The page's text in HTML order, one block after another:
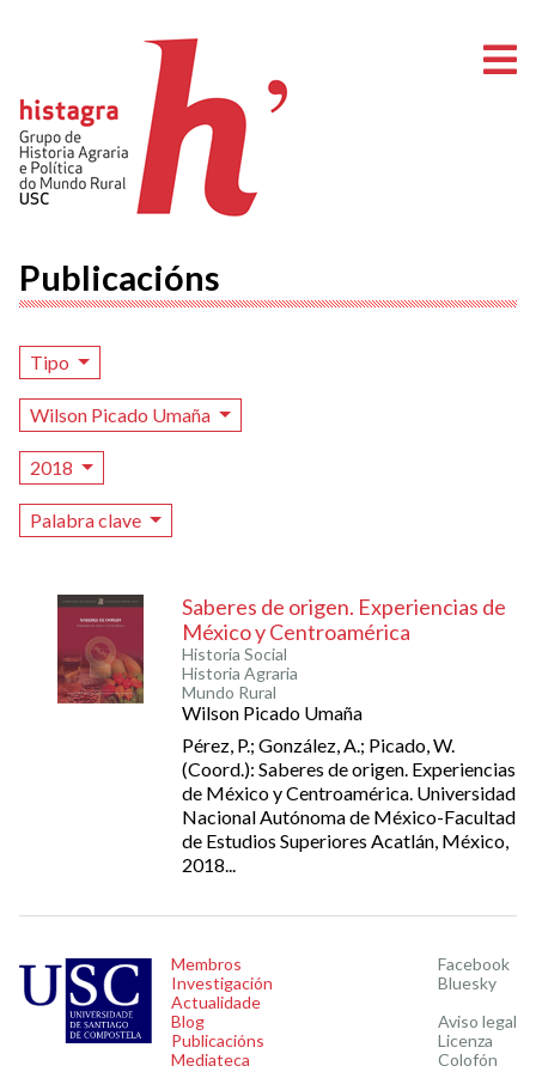
Publicacións
Tipo
Wilson Picado Umaña
2018
Palabra clave
Saberes de origen. Experiencias de
México y Centroamérica
Historia Social
Historia Agraria
Mundo Rural
Wilson Picado Umaña
Pérez, P.; González, A.; Picado, W.
(Coord.): Saberes de origen. Experiencias
de México y Centroamérica. Universidad
Nacional Autónoma de México-Facultad
de Estudios Superiores Acatlán, México,
2018...
Membros
Investigación
Actualidade
Blog
Publicacións
Mediateca
Facebook
Bluesky
Aviso legal
Licenza
Colofón